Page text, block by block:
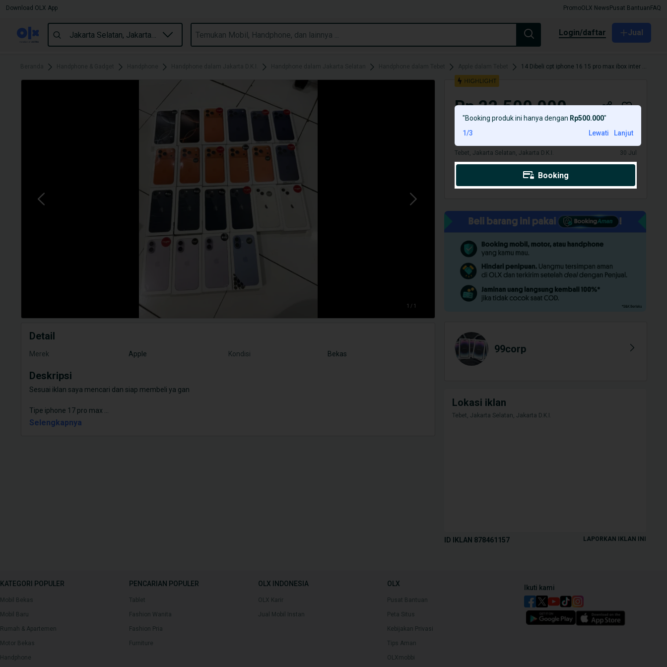
Download OLX App PromoOLX News Pusat Bantuan FAQ
login/daftar Jual
14 Dibeli cpt iphone 16 15 pro max ibox inter cod 13
1 / 1
Detail
Merek Apple Kondisi Bekas
Deskripsi
Sesuai iklan saya mencari dan siap membeli ya gan
Tipe iphone 17 pro max
Selengkapnya
Rp 22.500.000
Tebet, Jakarta Selatan, Jakarta D.K.I. 30 Jul
"Booking produk ini hanya dengan Rp500.000"
1/3 Lewati Lanjut
Booking
99corp
Lokasi iklan
Tebet, Jakarta Selatan, Jakarta D.K.I.
ID IKLAN 878461157 LAPORKAN IKLAN INI
KATEGORI POPULER
Mobil Bekas
Mobil Baru
Rumah & Apartemen
Motor Bekas
Handphone
PENCARIAN POPULER
Tablet
Fashion Wanita
Fashion Pria
Furniture
OLX INDONESIA
OLX Karir
Jual Mobil Instan
OLX
Pusat Bantuan
Peta Situs
Kebijakan Privasi
Tips Aman
OLXmobbi
Ikuti kami